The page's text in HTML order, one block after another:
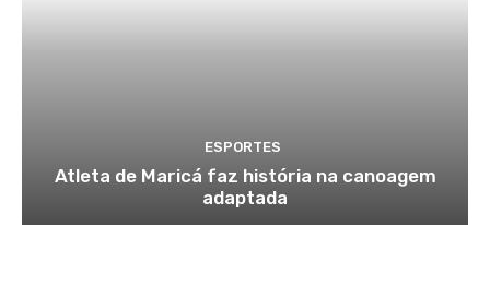
ESPORTES
Atleta de Maricá faz história na canoagem
adaptada